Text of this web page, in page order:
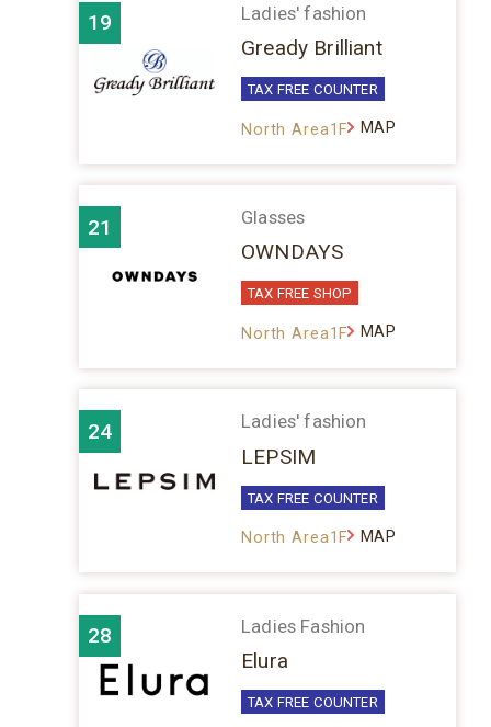
19 Ladies' fashion
Gready Brilliant
TAX FREE COUNTER
North Area1F MAP
21 Glasses
OWNDAYS
TAX FREE SHOP
North Area1F MAP
24 Ladies' fashion
LEPSIM
TAX FREE COUNTER
North Area1F MAP
28 Ladies Fashion
Elura
TAX FREE COUNTER